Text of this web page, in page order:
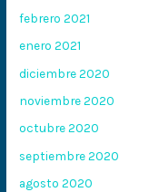
febrero 2021
enero 2021
diciembre 2020
noviembre 2020
octubre 2020
septiembre 2020
agosto 2020